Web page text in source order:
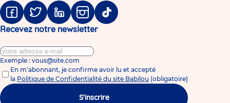
FacebookTwitter LinkedinInstagramTiktok
Recevez notre newsletter
Exemple : vous@site.com
En m'abonnant, je confirme avoir lu et accepté
la Politique de Confidentialité du site Babilou (obligatoire)
S'inscrire